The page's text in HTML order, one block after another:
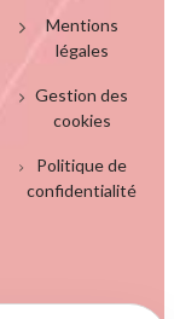
Mentions
légales
Gestion des
cookies
Politique de
confidentialité